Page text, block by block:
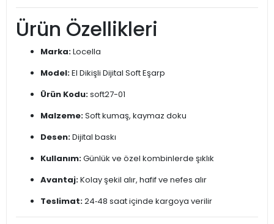
Ürün Özellikleri
Marka:Locella
Model:El Dikişli Dijital Soft Eşarp
Ürün Kodu:soft27-01
Malzeme:Soft kumaş, kaymaz doku
Desen:Dijital baskı
Kullanım:Günlük ve özel kombinlerde şıklık
Avantaj:Kolay şekil alır, hafif ve nefes alır
Teslimat:24‑48 saat içinde kargoya verilir